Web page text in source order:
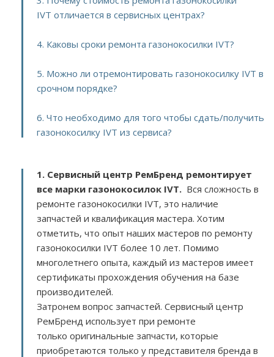
IVT отличается в сервисных центрах?
4. Каковы сроки ремонта газонокосилки IVT?
5. Можно ли отремонтировать газонокосилку IVT в
срочном порядке?
6. Что необходимо для того чтобы сдать/получить
газонокосилку IVT из сервиса?
1. Сервисный центр РемБренд ремонтирует
все марки газонокосилок IVT. Вся сложность в
ремонте газонокосилки IVT, это наличие
запчастей и квалификация мастера. Хотим
отметить, что опыт наших мастеров по ремонту
газонокосилки IVT более 10 лет. Помимо
многолетнего опыта, каждый из мастеров имеет
сертификаты прохождения обучения на базе
производителей.
Затронем вопрос запчастей. Сервисный центр
РемБренд использует при ремонте
только оригинальные запчасти, которые
приобретаются только у представителя бренда в